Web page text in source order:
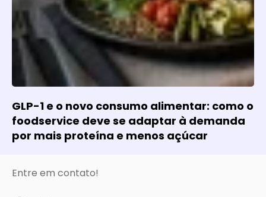
GLP-1 e o novo consumo alimentar: como o
foodservice deve se adaptar à demanda
por mais proteína e menos açúcar
Entre em contato!